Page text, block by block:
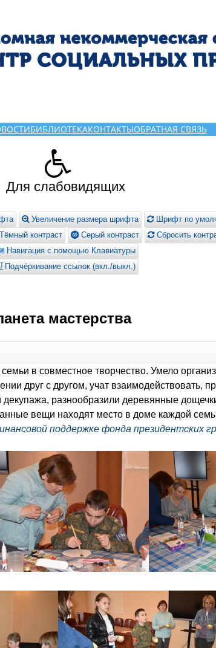
БИБЛИОТЕКАКОНТАКТЫОБРАТНАЯ СВЯЗЬ
Для слабовидящих
Увеличение размера шрифта
Шрифт по
контраст Серый контраст
Сбросить
Навигация с помощью Клавиатуры
Подчёркивание ссылок (вкл./выкл.)
мастерства
в совместное творчество. Умело
друг с другом, учат взаимодействовать,
разнообразили деревянные
вещи находят место в доме каждой
поддержке фонда президентских